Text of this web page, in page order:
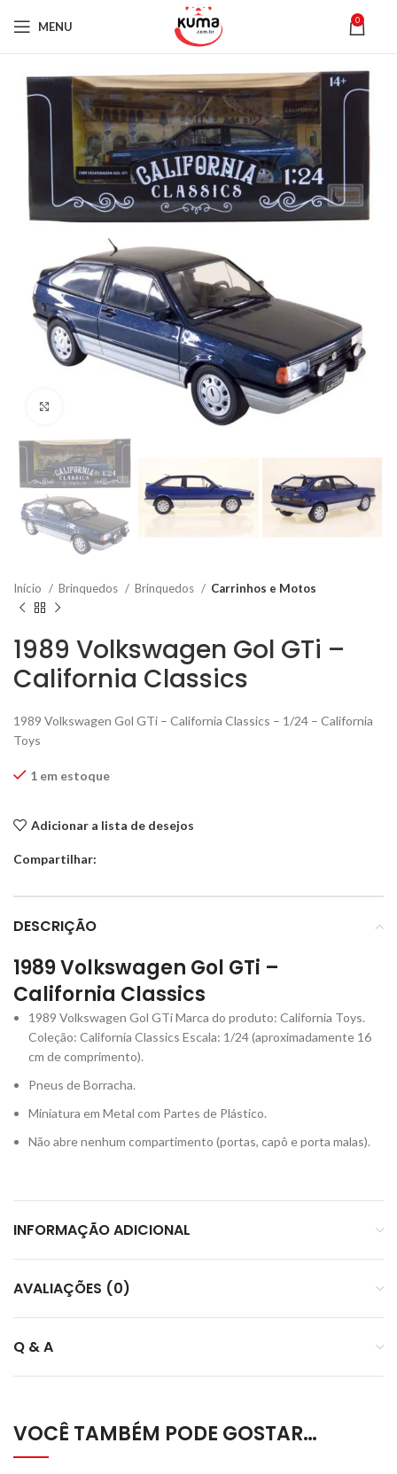
MENU 0
Início Brinquedos Brinquedos Carrinhos e Motos
1989 Volkswagen Gol GTi –
California Classics
1989 Volkswagen Gol GTi – California Classics – 1/24 – California
Toys
1 em estoque
Adicionar a lista de desejos
Compartilhar:
DESCRIÇÃO
1989 Volkswagen Gol GTi –
California Classics
1989 Volkswagen Gol GTi Marca do produto: California Toys.
Coleção: California Classics Escala: 1/24 (aproximadamente 16
cm de comprimento).
Pneus de Borracha.
Miniatura em Metal com Partes de Plástico.
Não abre nenhum compartimento (portas, capô e porta malas).
INFORMAÇÃO ADICIONAL
AVALIAÇÕES (0)
Q & A
VOCÊ TAMBÉM PODE GOSTAR…